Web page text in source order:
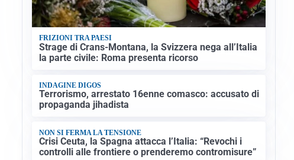
FRIZIONI TRA PAESI
Strage di Crans-Montana, la Svizzera nega all’Italia
la parte civile: Roma presenta ricorso
INDAGINE DIGOS
Terrorismo, arrestato 16enne comasco: accusato di
propaganda jihadista
NON SI FERMA LA TENSIONE
Crisi Ceuta, la Spagna attacca l’Italia: “Revochi i
controlli alle frontiere o prenderemo contromisure”